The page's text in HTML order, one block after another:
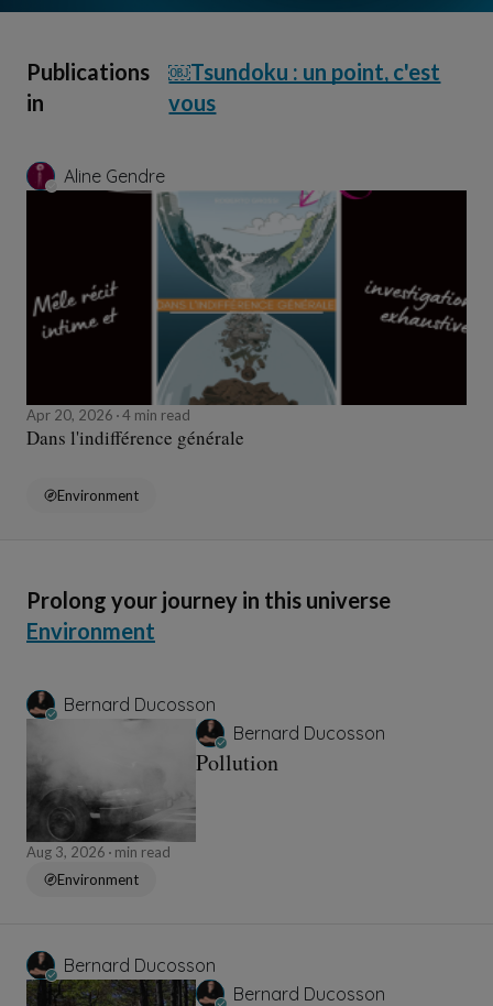
Publications
in
￼Tsundoku : un point, c'est
vous
Aline Gendre
Apr 20, 2026 4 min read
Dans l'indifférence générale
Environment
Prolong your journey in this universe
Environment
Bernard Ducosson
Bernard Ducosson
Pollution
Aug 3, 2026
min read
Environment
Bernard Ducosson
Bernard Ducosson